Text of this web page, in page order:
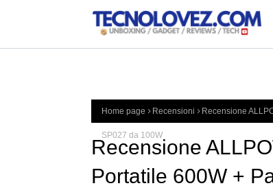
Home page Recensioni Recensione
SP027 da 100W
Recensione
Portatile 600W +